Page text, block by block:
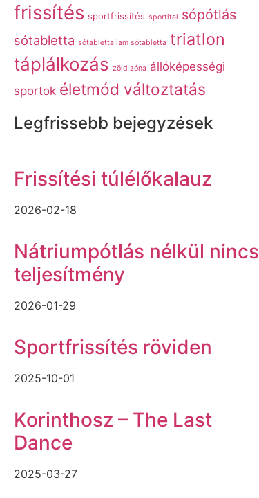
frissítés sportfrissítés sportital sópótlás
sótabletta sótabletta iam sótabletta triatlon
táplálkozás zöld zóna állóképességi
sportok életmód változtatás
Legfrissebb bejegyzések
Frissítési túlélőkalauz
2026-02-18
Nátriumpótlás nélkül nincs
teljesítmény
2026-01-29
Sportfrissítés röviden
2025-10-01
Korinthosz – The Last
Dance
2025-03-27